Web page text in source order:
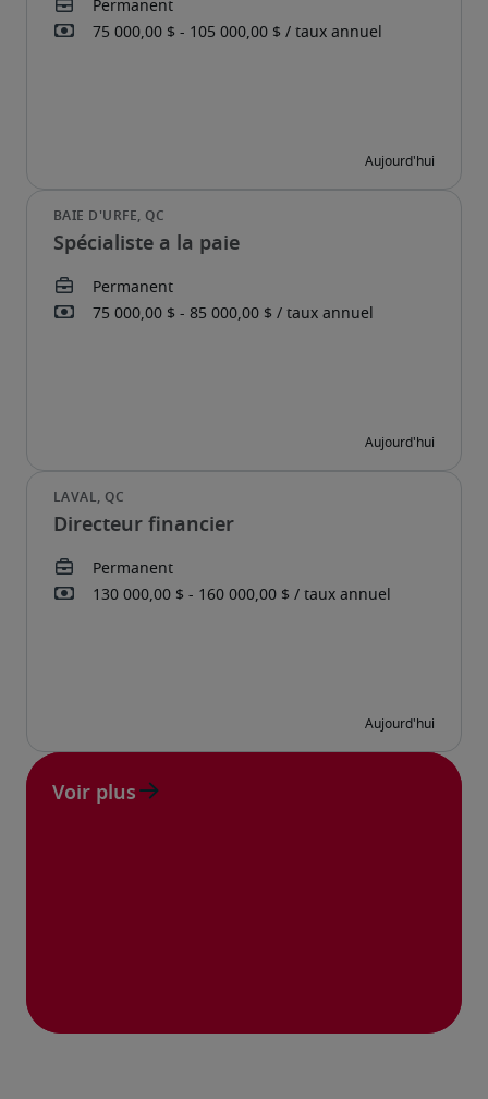
Spécialiste a la paie
Directeur financier
Voir plus